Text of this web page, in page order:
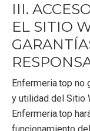
III.
EL SITIO
Enfermeria.top no
y utilidad del Sitio
Enfermeria.top